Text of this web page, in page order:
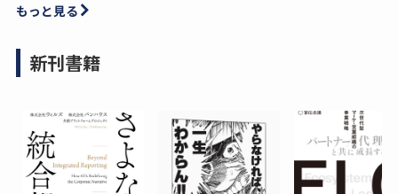
もっと見る
新刊書籍